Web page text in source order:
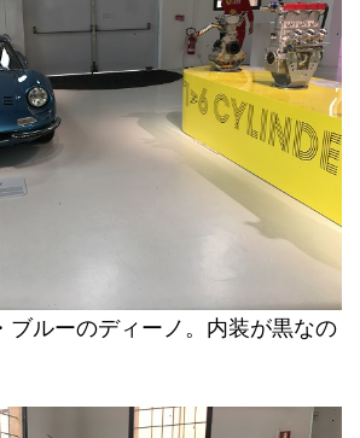
ルーのディーノ。内装が黒なの